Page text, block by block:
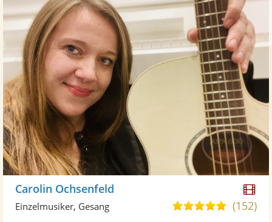
Carolin Ochsenfeld
5,0(152)
Einzelmusiker, Gesang